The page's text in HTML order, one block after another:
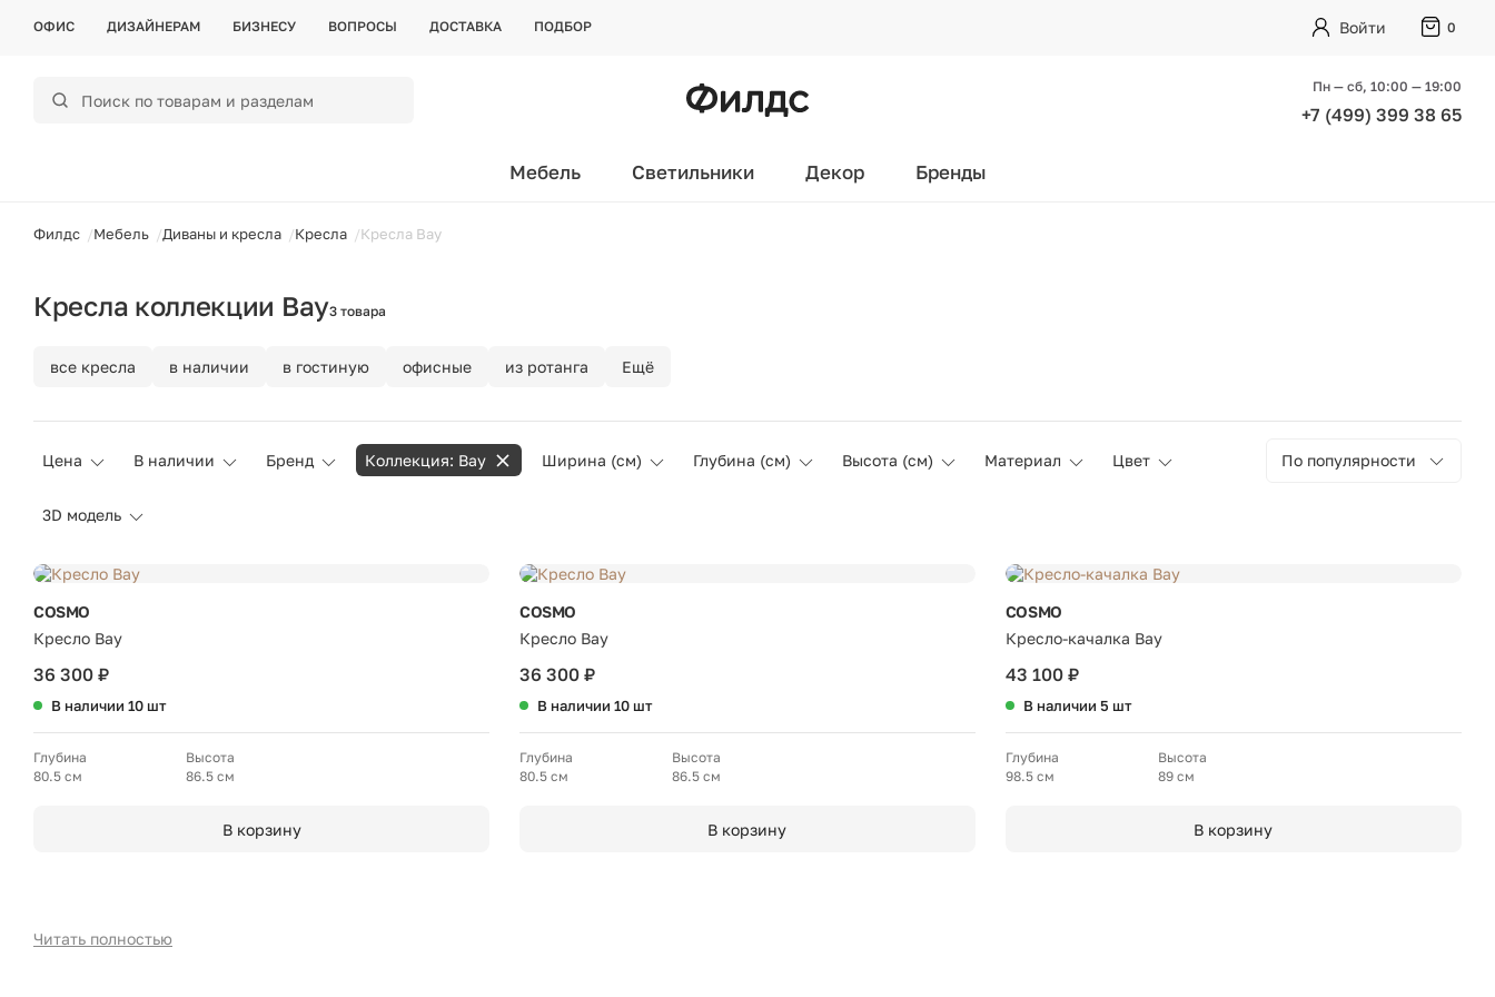
ОФИС ДИЗАЙНЕРАМ БИЗНЕСУ ВОПРОСЫ ДОСТАВКА ПОДБОР Войти 0
Пн — сб, 10:00 — 19:00
+7 (499) 399 38 65
Мебель Светильники Декор Бренды
Филдс Мебель Диваны и кресла Кресла Кресла Bay
Кресла коллекции Bay3 товара
все кресла в наличии в гостиную офисные из ротанга Ещё
Цена В наличии Бренд Коллекция: Bay Ширина (см) Глубина (см) Высота (см) Материал Цвет
3D модель
По популярности
COSMO
Кресло Bay
36 300 ₽
В наличии 10 шт
Глубина
80.5 см
Высота
86.5 см
В корзину
COSMO
Кресло Bay
36 300 ₽
В наличии 10 шт
Глубина
80.5 см
Высота
86.5 см
В корзину
COSMO
Кресло-качалка Bay
43 100 ₽
В наличии 5 шт
Глубина
98.5 см
Высота
89 см
В корзину
Читать полностью